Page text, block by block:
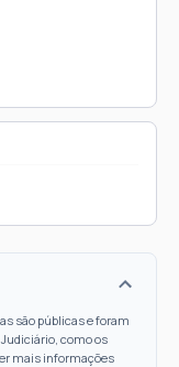
são públicas e foram
como os
mais informações